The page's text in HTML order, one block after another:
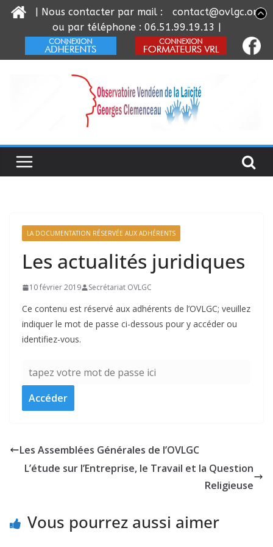
LA DOCUMENTATION RÉSERVÉE AUX ADHÉRENTS
Les actualités juridiques
10 février 2019 Secrétariat OVLGC
Ce contenu est réservé aux adhérents de l’OVLGC; veuillez
indiquer le mot de passe ci-dessous pour y accéder ou
identifiez-vous.
Les Assemblées Générales de l’OVLGC
L’étude sur l’Entreprise, le Travail et la Question
Religieuse
Vous pourrez aussi aimer
| Nous contacter par mail :
contact@ovlgc.org
ou par téléphone : 06.51.99.19.13 |